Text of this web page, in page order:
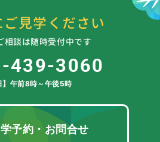
見学ください
相談は随時受付中です
439-3060
】午前8時～午後5時
予約・お問合せ